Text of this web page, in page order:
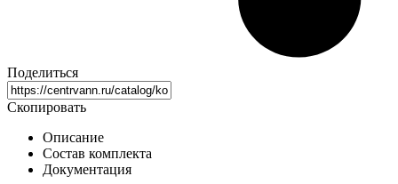
Поделиться
Скопировать
Описание
Состав комплекта
Документация